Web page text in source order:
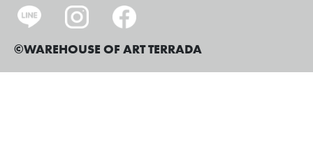
©WAREHOUSE OF ART TERRADA